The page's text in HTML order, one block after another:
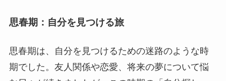
思春期：自分を見つける旅
思春期は、自分を見つけるための迷路のような時
期でした。友人関係や恋愛、将来の夢について悩